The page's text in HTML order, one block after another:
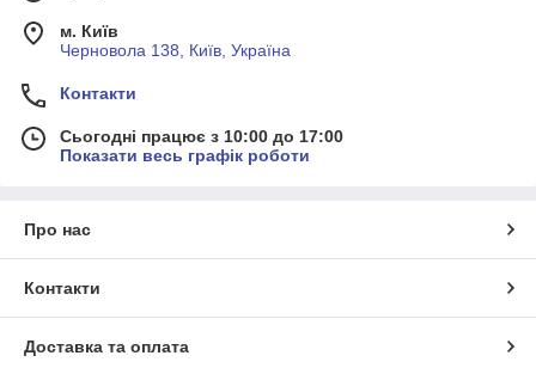
м. Київ
Черновола 138, Київ, Україна
Контакти
Сьогодні працює з 10:00 до 17:00
Показати весь графік роботи
Про нас
Контакти
Доставка та оплата